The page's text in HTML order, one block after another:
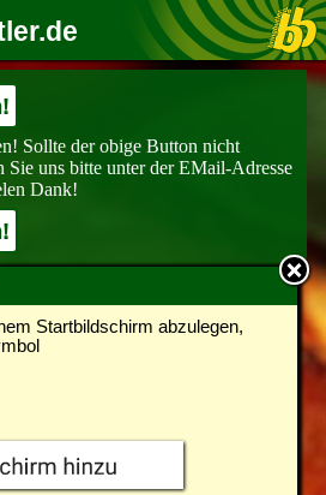
Startbildschirm abzulegen,